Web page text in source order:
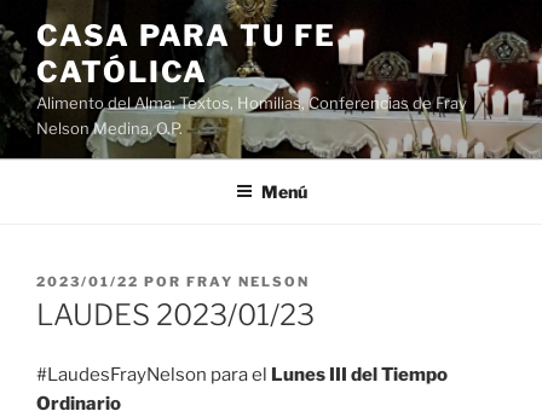
Saltar
al
contenido
CASA PARA TU FE
CATÓLICA
Alimento del Alma: Textos, Homilias, Conferencias de Fray
Nelson Medina, O.P.
Menú
PUBLICADO
EL
2023/01/22 POR FRAY NELSON
LAUDES 2023/01/23
#LaudesFrayNelson para el Lunes III del Tiempo
Ordinario